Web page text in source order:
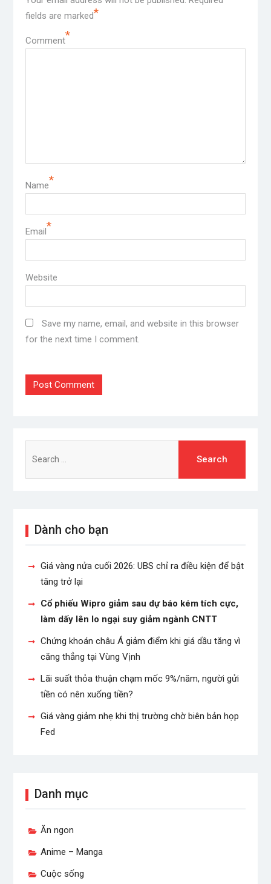
fields are marked*
Comment*
Name*
Email*
Website
Save my name, email, and website in this browser
for the next time I comment.
for:
Dành cho bạn
Giá vàng nửa cuối 2026: UBS chỉ ra điều kiện để bật
tăng trở lại
Cổ phiếu Wipro giảm sau dự báo kém tích cực,
làm dấy lên lo ngại suy giảm ngành CNTT
Chứng khoán châu Á giảm điểm khi giá dầu tăng vì
căng thẳng tại Vùng Vịnh
Lãi suất thỏa thuận chạm mốc 9%/năm, người gửi
tiền có nên xuống tiền?
Giá vàng giảm nhẹ khi thị trường chờ biên bản họp
Fed
Danh mục
Ăn ngon
Anime – Manga
Cuộc sống